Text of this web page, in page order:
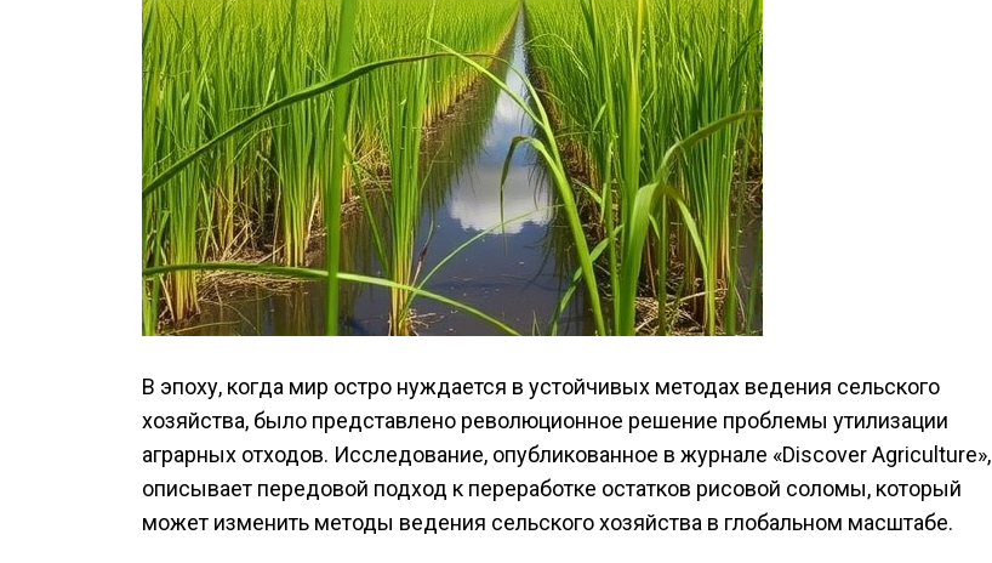
В эпоху, когда мир остро нуждается в устойчивых методах ведения сельского
хозяйства, было представлено революционное решение проблемы утилизации
аграрных отходов. Исследование, опубликованное в журнале «Discover Agriculture»,
описывает передовой подход к переработке остатков рисовой соломы, который
может изменить методы ведения сельского хозяйства в глобальном масштабе.